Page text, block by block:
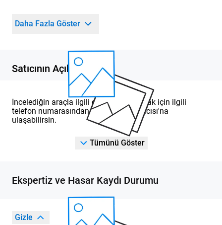
Daha Fazla Göster
Satıcının Açıklaması
İncelediğin araçla ilgili detaylı bilgi almak için ilgili
telefon numarasından DOD Yetkili Satıcısı'na
ulaşabilirsin.
Tümünü Göster
Ekspertiz ve Hasar Kaydı Durumu
Gizle